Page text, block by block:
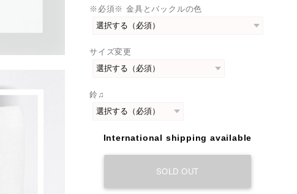
※必須※ 金具とバックルの色
サイズ変更
鈴♫
International shipping available
SOLD OUT